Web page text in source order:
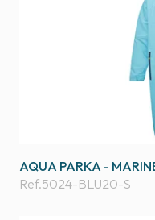
AQUA PARKA -
Ref.5024-BLU20-S